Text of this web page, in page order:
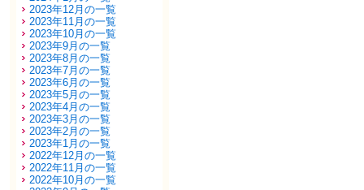
2023年12月の一覧
2023年11月の一覧
2023年10月の一覧
2023年9月の一覧
2023年8月の一覧
2023年7月の一覧
2023年6月の一覧
2023年5月の一覧
2023年4月の一覧
2023年3月の一覧
2023年2月の一覧
2023年1月の一覧
2022年12月の一覧
2022年11月の一覧
2022年10月の一覧